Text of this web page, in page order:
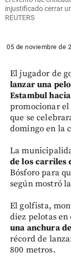
injustificado cerrar
REUTERS
05 de noviembre de
El jugador de
lanzar una
Estambul
promocionar
que se
domingo en la
La
de los carriles
Bósforo para
según mostró
El golfista,
diez pelotas
una anchura
récord de
800 metros.